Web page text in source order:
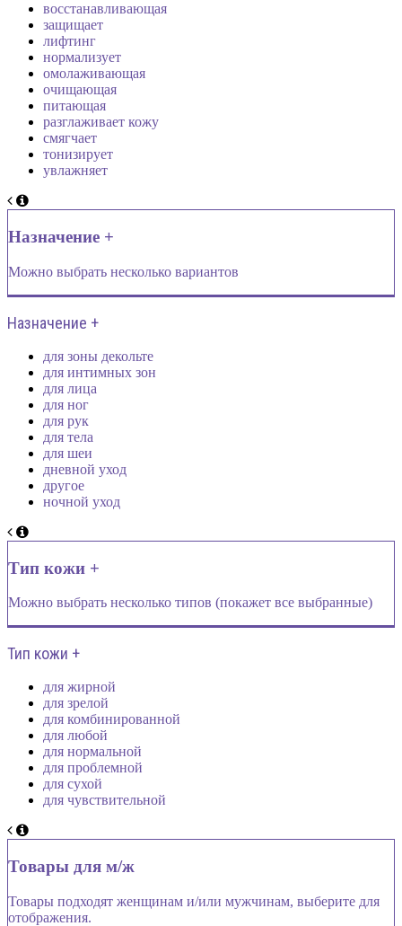
восстанавливающая
защищает
лифтинг
нормализует
омолаживающая
очищающая
питающая
разглаживает кожу
смягчает
тонизирует
увлажняет
Назначение +
Можно выбрать несколько вариантов
Назначение +
для зоны декольте
для интимных зон
для лица
для ног
для рук
для тела
для шеи
дневной уход
другое
ночной уход
Тип кожи +
Можно выбрать несколько типов (покажет все выбранные)
Тип кожи +
для жирной
для зрелой
для комбинированной
для любой
для нормальной
для проблемной
для сухой
для чувствительной
Товары для м/ж
Товары подходят женщинам и/или мужчинам, выберите для
отображения.